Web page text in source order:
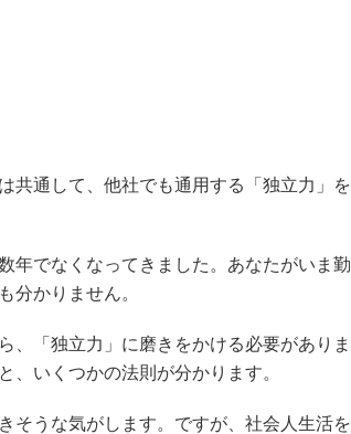
通して、他社でも通用する「独立力」を
でなくなってきました。あなたがいま勤
分かりません。
「独立力」に磨きをかける必要がありま
、いくつかの法則が分かります。
そうな気がします。ですが、社会人生活を